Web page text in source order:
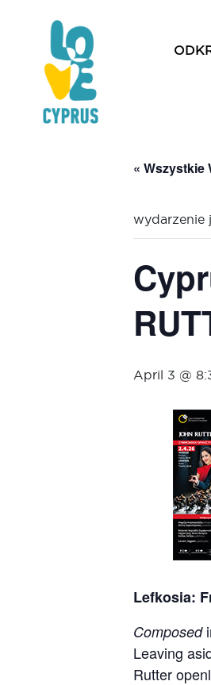
« Wszystkie
wydarzenie
April 3 @
Lefkosia:
Composed
Leaving
Rutter